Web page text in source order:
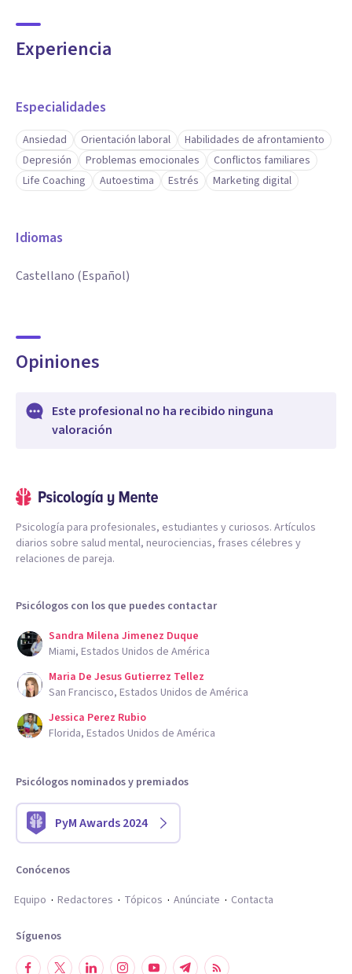
Experiencia
Especialidades
Ansiedad Orientación laboral
Habilidades de afrontamiento
Depresión
Problemas emocionales
Conflictos familiares
Life Coaching
Autoestima Estrés Marketing digital
Idiomas
Castellano (Español)
Opiniones
Este profesional no ha recibido ninguna
valoración
Psicología para profesionales, estudiantes y curiosos. Artículos
diarios sobre salud mental, neurociencias, frases célebres y
relaciones de pareja.
Psicólogos con los que puedes contactar
Sandra Milena Jimenez Duque
Miami, Estados Unidos de América
Maria De Jesus Gutierrez Tellez
San Francisco, Estados Unidos de América
Jessica Perez Rubio
Florida, Estados Unidos de América
Psicólogos nominados y premiados
PyM Awards 2024
Conócenos
Equipo
Redactores Tópicos Anúnciate Contacta
Síguenos